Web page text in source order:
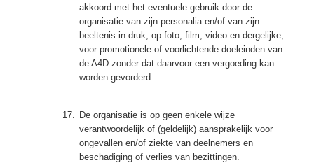
akkoord met het eventuele gebruik door de
organisatie van zijn personalia en/of van zijn
beeltenis in druk, op foto, film, video en dergelijke,
voor promotionele of voorlichtende doeleinden van
de A4D zonder dat daarvoor een vergoeding kan
worden gevorderd.
17. De organisatie is op geen enkele wijze
verantwoordelijk of (geldelijk) aansprakelijk voor
ongevallen en/of ziekte van deelnemers en
beschadiging of verlies van bezittingen.